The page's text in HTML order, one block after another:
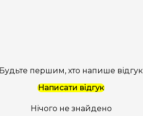
Будьте першим, хто напише відгук
Написати відгук
Нічого не знайдено